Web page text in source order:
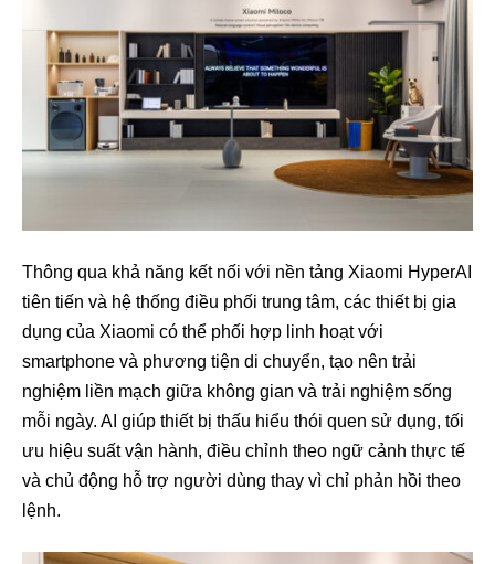
Thông qua khả năng kết nối với nền tảng Xiaomi HyperAI
tiên tiến và hệ thống điều phối trung tâm, các thiết bị gia
dụng của Xiaomi có thể phối hợp linh hoạt với
smartphone và phương tiện di chuyển, tạo nên trải
nghiệm liền mạch giữa không gian và trải nghiệm sống
mỗi ngày. AI giúp thiết bị thấu hiểu thói quen sử dụng, tối
ưu hiệu suất vận hành, điều chỉnh theo ngữ cảnh thực tế
và chủ động hỗ trợ người dùng thay vì chỉ phản hồi theo
lệnh.